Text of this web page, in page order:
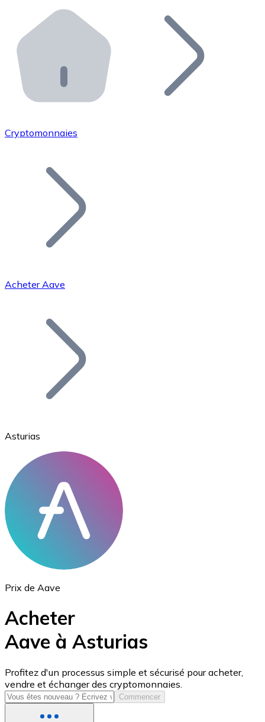
Distributeurs automatiques Bitnovo
Intégrez un ATM Bitnovo dans votre entreprise et
API Bitnovo
Intégrez notre API dans votre écosystème.
Rejoignez notre réseau de distributeurs et
Ajoutez le token de votre projet à notre service
Bitcoin
Ethereum
ETH
USD Coin
USDC
Cryptomonnaies
Acheter Aave
Asturias
Prix de Aave
Acheter
Aave à Asturias
Profitez d'un processus simple et sécurisé pour acheter,
vendre et échanger des cryptomonnaies.
Commencer